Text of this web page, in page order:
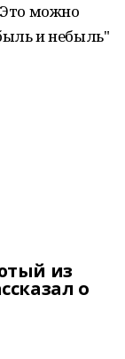
Это можно
и небыль"
из
о